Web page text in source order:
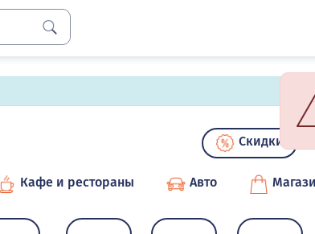
Скидки
Кафе и рестораны Авто